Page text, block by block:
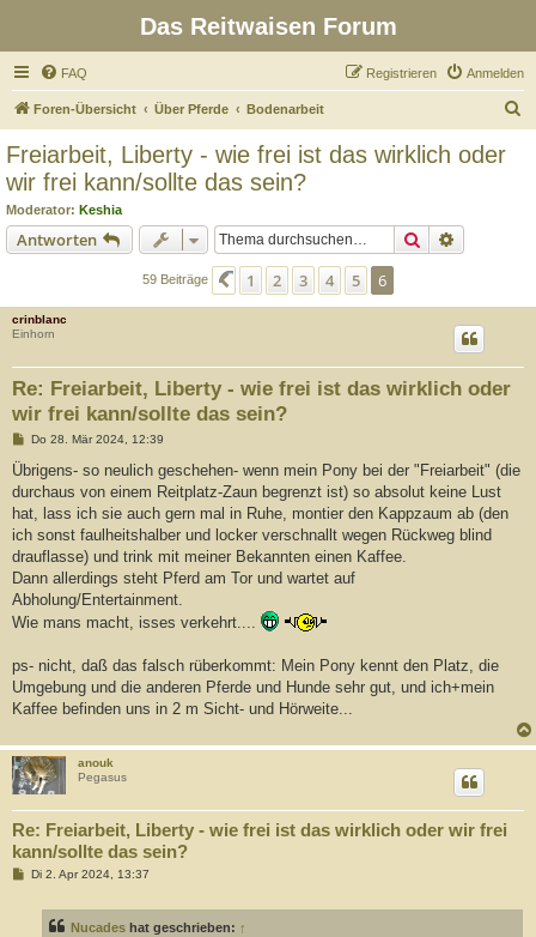
Das Reitwaisen Forum
FAQ Anmelden
Registrieren
Foren-Übersicht Über Pferde Bodenarbeit
Freiarbeit, Liberty - wie frei ist das wirklich oder
wir frei kann/sollte das sein?
Moderator: Keshia
Antworten Suche
59 Beiträge Vorherige
1 2 3 4 5 6
crinblanc
Einhorn
Re: Freiarbeit, Liberty - wie frei ist das wirklich oder
wir frei kann/sollte das sein?
B
i
r
a
Do 28. Mär 2024, 12:39
Übrigens- so neulich geschehen- wenn mein Pony bei der "Freiarbeit" (die
durchaus von einem Reitplatz-Zaun begrenzt ist) so absolut keine Lust
hat, lass ich sie auch gern mal in Ruhe, montier den Kappzaum ab (den
ich sonst faulheitshalber und locker verschnallt wegen Rückweg blind
drauflasse) und trink mit meiner Bekannten einen Kaffee.
Dann allerdings steht Pferd am Tor und wartet auf
Abholung/Entertainment.
Wie mans macht, isses verkehrt....
ps- nicht, daß das falsch rüberkommt: Mein Pony kennt den Platz, die
Umgebung und die anderen Pferde und Hunde sehr gut, und ich+mein
Kaffee befinden uns in 2 m Sicht- und Hörweite...
anouk
Pegasus
Re: Freiarbeit, Liberty - wie frei ist das wirklich oder wir frei
kann/sollte das sein?
BDi 2. Apr 2024, 13:37
Nucades hat geschrieben: ↑